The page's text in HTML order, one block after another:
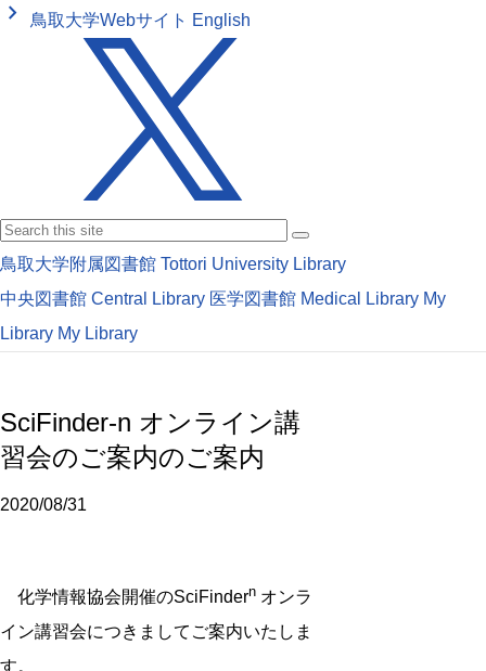
keyboard_arrow_right 鳥取大学Webサイト English
鳥取大学附属図書館 Tottori University Library
中央図書館 Central Library 医学図書館 Medical Library My
Library My Library
SciFinder-n オンライン講
習会のご案内のご案内
2020/08/31
化学情報協会開催のSciFindern オンラ
イン講習会につきましてご案内いたしま
す。